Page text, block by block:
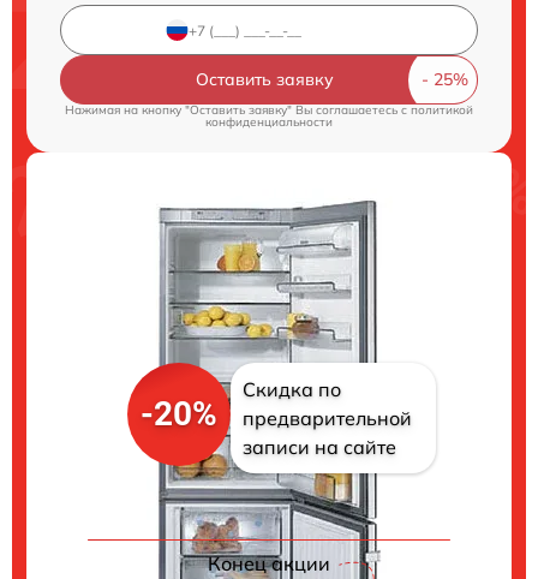
Оставить заявку
Нажимая на кнопку "Оставить заявку" Вы соглашаетесь cполитикой
конфиденциальности
-20%
Скидка по
предварительной
записи на сайте
Конец акции